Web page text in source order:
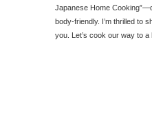
Japanese Home
body-friendly. I’m thrilled to
you. Let’s cook our way to a